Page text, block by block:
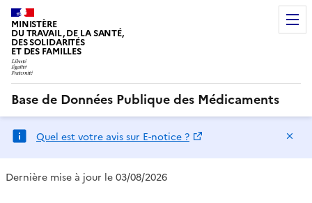
MINISTÈRE
DU TRAVAIL, DE LA SANTÉ,
DES SOLIDARITÉS
ET DES FAMILLES
Base de Données Publique des Médicaments
Quel est votre avis sur E-notice ?
Dernière mise à jour le 03/08/2026